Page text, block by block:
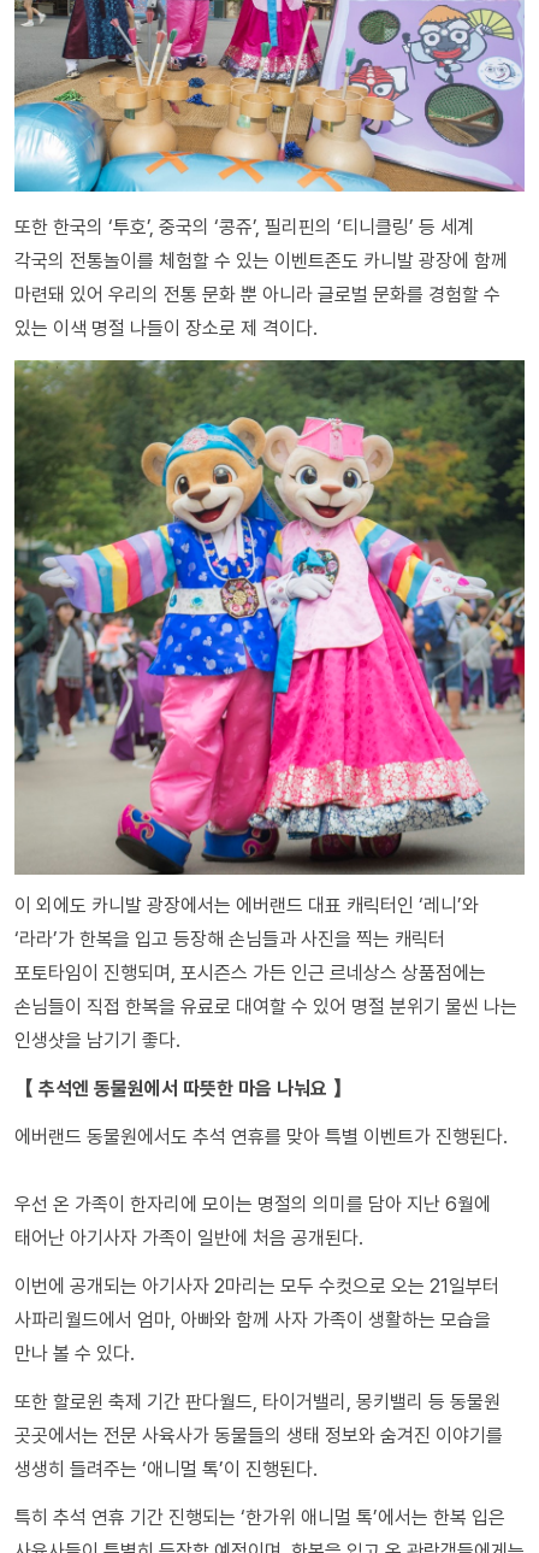
또한 한국의 ‘투호’, 중국의 ‘콩쥬’, 필리핀의 ‘티니클링’ 등 세계
각국의 전통놀이를 체험할 수 있는 이벤트존도 카니발 광장에 함께
마련돼 있어 우리의 전통 문화 뿐 아니라 글로벌 문화를 경험할 수
있는 이색 명절 나들이 장소로 제 격이다.
이 외에도 카니발 광장에서는 에버랜드 대표 캐릭터인 ‘레니’와
‘라라’가 한복을 입고 등장해 손님들과 사진을 찍는 캐릭터
포토타임이 진행되며, 포시즌스 가든 인근 르네상스 상품점에는
손님들이 직접 한복을 유료로 대여할 수 있어 명절 분위기 물씬 나는
인생샷을 남기기 좋다.
【 추석엔 동물원에서 따뜻한 마음 나눠요 】
에버랜드 동물원에서도 추석 연휴를 맞아 특별 이벤트가 진행된다.
우선 온 가족이 한자리에 모이는 명절의 의미를 담아 지난 6월에
태어난 아기사자 가족이 일반에 처음 공개된다.
이번에 공개되는 아기사자 2마리는 모두 수컷으로 오는 21일부터
사파리월드에서 엄마, 아빠와 함께 사자 가족이 생활하는 모습을
만나 볼 수 있다.
또한 할로윈 축제 기간 판다월드, 타이거밸리, 몽키밸리 등 동물원
곳곳에서는 전문 사육사가 동물들의 생태 정보와 숨겨진 이야기를
생생히 들려주는 ‘애니멀 톡’이 진행된다.
특히 추석 연휴 기간 진행되는 ‘한가위 애니멀 톡’에서는 한복 입은